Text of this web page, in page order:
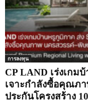
การลงทุน
CP LAND เร่งเกม
เจาะกำลังซื้อคุณภ
ประกันโครงสร้าง